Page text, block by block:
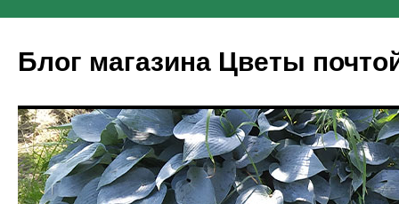
Блог магазина Цветы